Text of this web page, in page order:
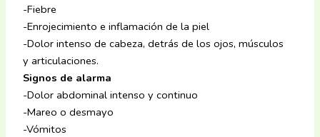
-Fiebre
-Enrojecimiento e inflamación de la piel
-Dolor intenso de cabeza, detrás de los ojos, músculos
y articulaciones.
Signos de alarma
-Dolor abdominal intenso y continuo
-Mareo o desmayo
-Vómitos